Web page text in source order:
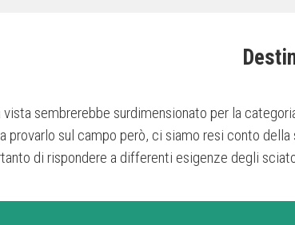
vista sembrerebbe surdimensionato per la
provarlo sul campo però, ci siamo resi conto della
di rispondere a differenti esigenze degli